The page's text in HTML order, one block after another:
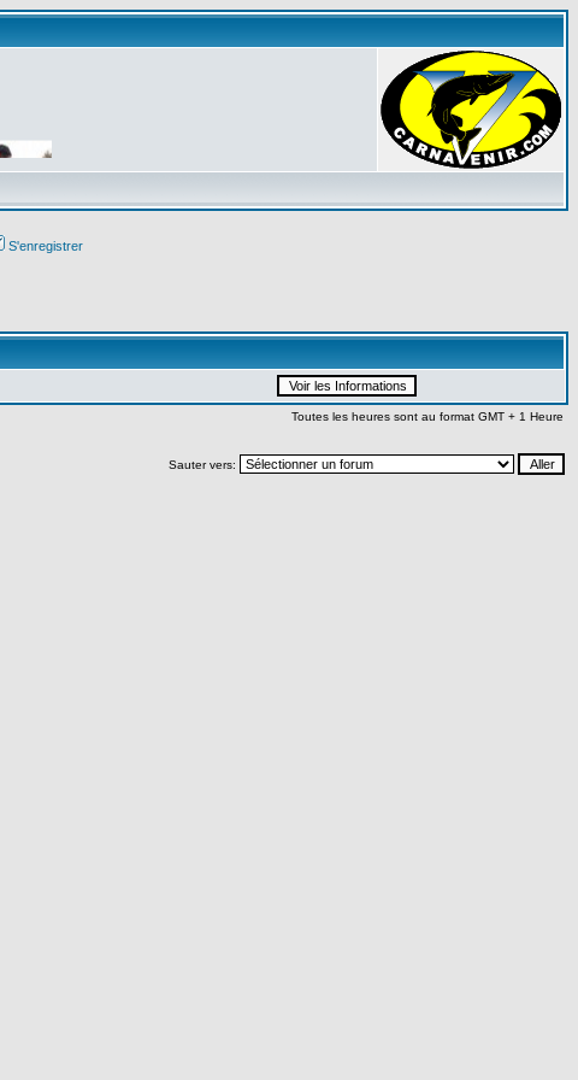
S'enregistrer
Toutes les heures sont au format GMT + 1 Heure
Sauter vers: